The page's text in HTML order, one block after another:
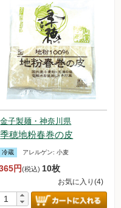
金子製麺・神奈川県
季穂地粉春巻の皮
冷蔵 アレルゲン:小麦
円(税込) 10枚
お気に入り(4)